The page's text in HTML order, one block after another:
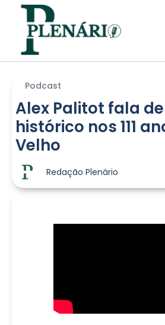
Podcast
Alex Palitot fala
histórico nos 111
Velho
Redação Plenário